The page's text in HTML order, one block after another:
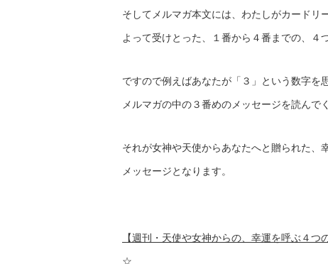
そしてメルマガ本文には、わたしがカードリ
よって受けとった、１番から４番までの、４
ですので例えばあなたが「３」という数字を
メルマガの中の３番めのメッセージを読んで
それが女神や天使からあなたへと贈られた、
メッセージとなります。
【週刊・天使や女神からの、幸運を呼ぶ４
☆